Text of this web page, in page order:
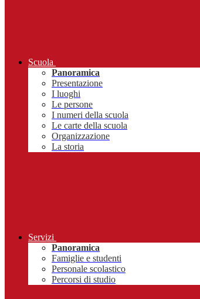
Scuola
Panoramica
Presentazione
I luoghi
Le persone
I numeri della scuola
Le carte della scuola
Organizzazione
La storia
Servizi
Panoramica
Famiglie e studenti
Personale scolastico
Percorsi di studio